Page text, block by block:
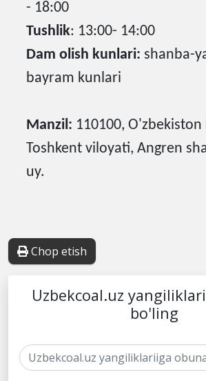
- 18:00
Tushlik: 13:00- 14:00
Dam olish kunlari: shanba-
bayram kunlari
Manzil: 110100, O'zbekiston
Toshkent viloyati, Angren
uy.
Chop etish
Uzbekcoal.uz
bo'ling